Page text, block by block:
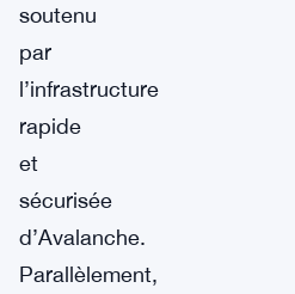
soutenu
par
l’infrastructure
rapide
et
sécurisée
d’Avalanche.
Parallèlement,